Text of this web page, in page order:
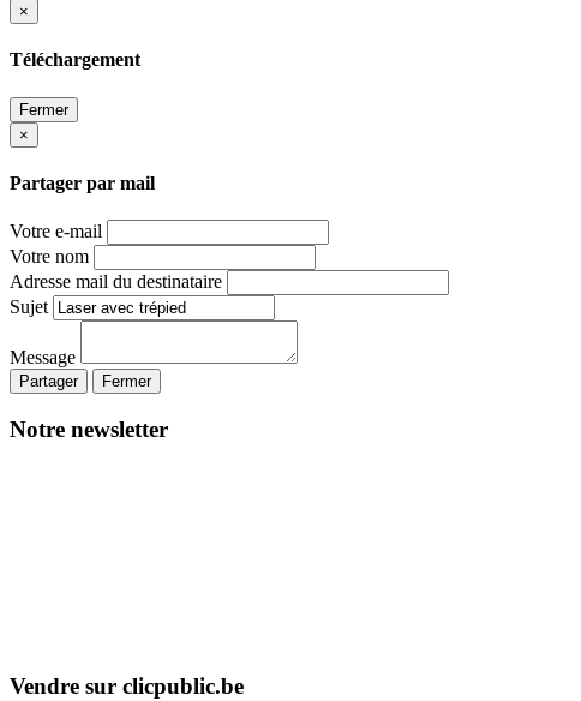
×
Téléchargement
Fermer
×
Partager par mail
Votre e-mail
Votre nom
Adresse mail du destinataire
Sujet
Message
Partager Fermer
Notre newsletter
Vendre sur clicpublic.be